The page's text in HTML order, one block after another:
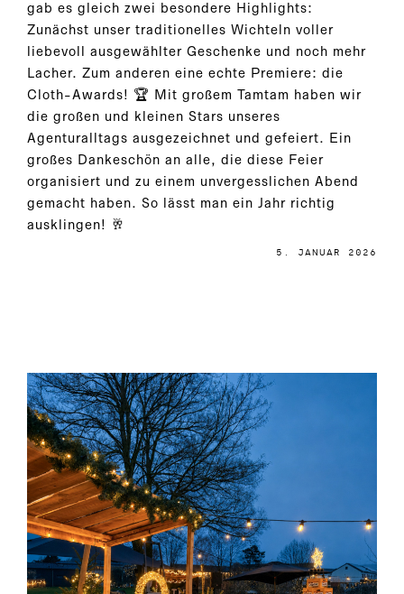
gab es gleich zwei besondere Highlights:
Zunächst unser traditionelles Wichteln voller
liebevoll ausgewählter Geschenke und noch mehr
Lacher. Zum anderen eine echte Premiere: die
Cloth-Awards! 🏆 Mit großem Tamtam haben wir
die großen und kleinen Stars unseres
Agenturalltags ausgezeichnet und gefeiert. Ein
großes Dankeschön an alle, die diese Feier
organisiert und zu einem unvergesslichen Abend
gemacht haben. So lässt man ein Jahr richtig
ausklingen! 🥂
5. JANUAR 2026